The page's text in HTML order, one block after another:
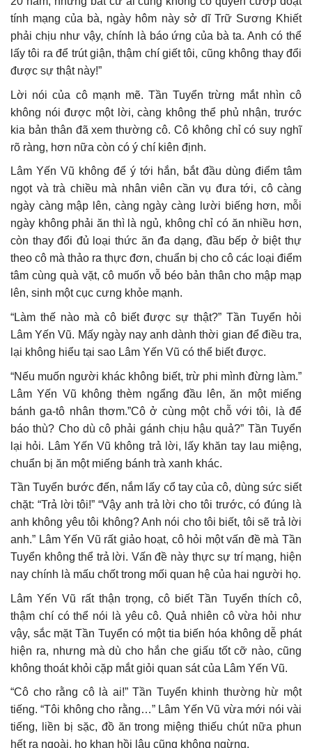
tính mạng của bà, ngày hôm này sở dĩ Trữ Sương Khiết
phải chịu như vậy, chính là báo ứng của bà ta. Anh có thể
lấy tôi ra để trút giận, thậm chí giết tôi, cũng không thay đổi
được sự thật này!”
Lời nói của cô mạnh mẽ. Tần Tuyển trừng mắt nhìn cô
không nói được một lời, càng không thể phủ nhận, trước
kia bản thân đã xem thường cô. Cô không chỉ có suy nghĩ
rõ ràng, hơn nữa còn có ý chí kiên định.
Lâm Yến Vũ không để ý tới hắn, bắt đầu dùng điểm tâm
ngọt và trà chiều mà nhân viên cần vụ đưa tới, cô càng
ngày càng mập lên, càng ngày càng lười biếng hơn, mỗi
ngày không phải ăn thì là ngủ, không chỉ có ăn nhiều hơn,
còn thay đổi đủ loại thức ăn đa dạng, đầu bếp ở biệt thự
theo cô mà thảo ra thực đơn, chuẩn bị cho cô các loại điểm
tâm cùng quà vặt, cô muốn vỗ béo bản thân cho mập mạp
lên, sinh một cục cưng khỏe mạnh.
“Làm thế nào mà cô biết được sự thật?” Tần Tuyển hỏi
Lâm Yến Vũ. Mấy ngày nay anh dành thời gian để điều tra,
lại không hiểu tại sao Lâm Yến Vũ có thể biết được.
“Nếu muốn người khác không biết, trừ phi mình đừng làm.”
Lâm Yến Vũ không thèm ngẩng đầu lên, ăn một miếng
bánh ga-tô nhân thơm.”Cô ở cùng một chỗ với tôi, là để
báo thù? Cho dù cô phải gánh chịu hậu quả?” Tần Tuyển
lại hỏi. Lâm Yến Vũ không trả lời, lấy khăn tay lau miệng,
chuẩn bị ăn một miếng bánh trà xanh khác.
Tần Tuyển bước đến, nắm lấy cổ tay của cô, dùng sức siết
chặt: “Trả lời tôi!” “Vậy anh trả lời cho tôi trước, có đúng là
anh không yêu tôi không? Anh nói cho tôi biết, tôi sẽ trả lời
anh.” Lâm Yến Vũ rất giảo hoạt, cô hỏi một vấn đề mà Tần
Tuyển không thể trả lời. Vấn đề này thực sự trí mạng, hiện
nay chính là mấu chốt trong mối quan hệ của hai người họ.
Lâm Yến Vũ rất thận trọng, cô biết Tần Tuyển thích cô,
thậm chí có thể nói là yêu cô. Quả nhiên cô vừa hỏi như
vậy, sắc mặt Tần Tuyển có một tia biến hóa không dễ phát
hiện ra, nhưng mà dù cho hắn che giấu tốt cỡ nào, cũng
không thoát khỏi cặp mắt giỏi quan sát của Lâm Yến Vũ.
“Cô cho rằng cô là ai!” Tần Tuyển khinh thường hừ một
tiếng. “Tôi không cho rằng…” Lâm Yến Vũ vừa mới nói vài
tiếng, liền bị sặc, đồ ăn trong miệng thiếu chút nữa phun
hết ra ngoài, ho khan hồi lâu cũng không ngừng.